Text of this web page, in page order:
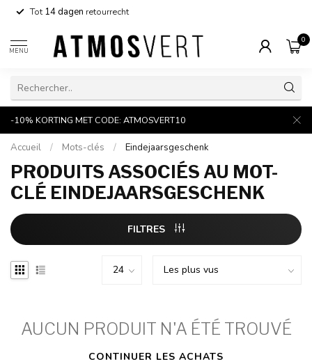
Tot14 dagen retourrecht
MENU
0
-10% KORTING MET CODE: ATMOSVERT10
Accueil / Mots-clés / Eindejaarsgeschenk
PRODUITS ASSOCIÉS AU MOT-
CLÉ EINDEJAARSGESCHENK
FILTRES
AUCUN PRODUIT N'A ÉTÉ TROUVÉ
CONTINUER LES ACHATS